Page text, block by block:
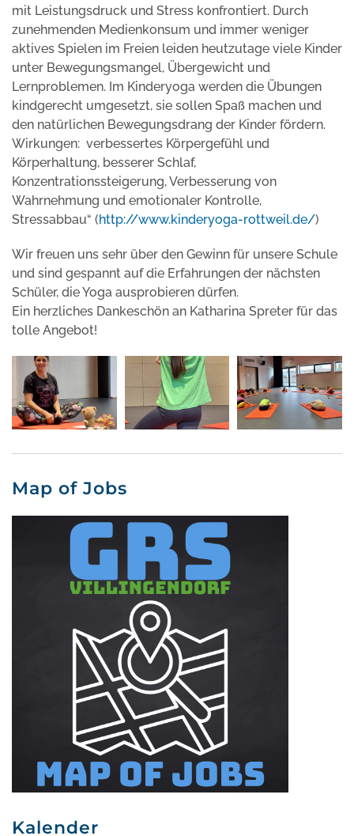
mit Leistungsdruck und Stress konfrontiert. Durch
zunehmenden Medienkonsum und immer weniger
aktives Spielen im Freien leiden heutzutage viele Kinder
unter Bewegungsmangel, Übergewicht und
Lernproblemen. Im Kinderyoga werden die Übungen
kindgerecht umgesetzt, sie sollen Spaß machen und
den natürlichen Bewegungsdrang der Kinder fördern.
Wirkungen: verbessertes Körpergefühl und
Körperhaltung, besserer Schlaf,
Konzentrationssteigerung, Verbesserung von
Wahrnehmung und emotionaler Kontrolle,
Stressabbau“ (http://www.kinderyoga-rottweil.de/)
Wir freuen uns sehr über den Gewinn für unsere Schule
und sind gespannt auf die Erfahrungen der nächsten
Schüler, die Yoga ausprobieren dürfen.
Ein herzliches Dankeschön an Katharina Spreter für das
tolle Angebot!
Map of Jobs
Kalender